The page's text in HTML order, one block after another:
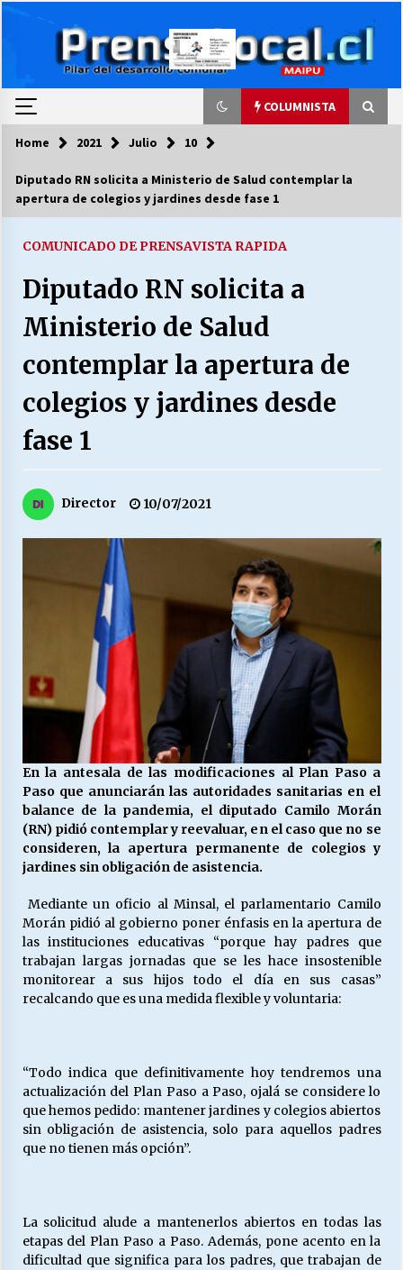
COLUMNISTA
COLUMNISTA
Ya se ordenaron las cuentas de luz… ¿Y
03/08/2026
LA DC POR SIEMPRE.RECORDANDO 69 AÑOS DE
28/07/2026
“ORGULLOSOS DE SER DC” SALUDA EL
27/07/2026
Escuela hospitalaria El Carmen de Maipu.
¿Qué habrían dicho?
23/06/2026
VOLVER A SER ALTERNATIVA
16/06/2026
MUNICIPALIDADES, HONORARIOS, DESPIDOS
28/05/2026
Releyendo la Rerum Novarum a 135 años. “La
cuestión social hoy”.
16/05/2026
S.O.S. a los ricos, Save Our Souls (Salvar
Nuestras Almas)
30/04/2026
Chile y sus segmentos de la riqueza
06/04/2026
Home 2021 Julio 10
Diputado RN solicita a Ministerio de Salud contemplar la
apertura de colegios y jardines desde fase 1
COMUNICADO DE PRENSAVISTA RAPIDA
Diputado RN solicita a
Ministerio de Salud
contemplar la apertura de
colegios y jardines desde
fase 1
Director 10/07/2021
En la antesala de las modificaciones al Plan Paso a
Paso que anunciarán las autoridades sanitarias en el
balance de la pandemia, el diputado Camilo Morán
(RN) pidió contemplar y reevaluar, en el caso que no se
consideren, la apertura permanente de colegios y
jardines sin obligación de asistencia.
Mediante un oficio al Minsal, el parlamentario Camilo
Morán pidió al gobierno poner énfasis en la apertura de
las instituciones educativas “porque hay padres que
trabajan largas jornadas que se les hace insostenible
monitorear a sus hijos todo el día en sus casas”
recalcando que es una medida flexible y voluntaria:
“Todo indica que definitivamente hoy tendremos una
actualización del Plan Paso a Paso, ojalá se considere lo
que hemos pedido: mantener jardines y colegios abiertos
sin obligación de asistencia, solo para aquellos padres
que no tienen más opción”.
La solicitud alude a mantenerlos abiertos en todas las
etapas del Plan Paso a Paso. Además, pone acento en la
dificultad que significa para los padres, que trabajan de